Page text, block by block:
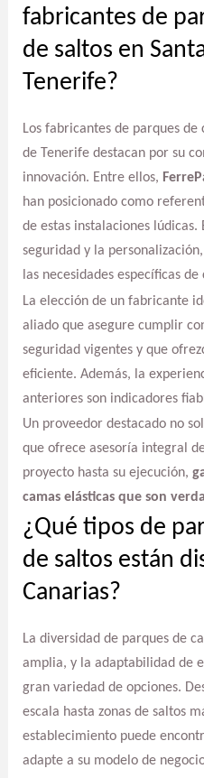
fabricantes de
de saltos en
Tenerife?
Los fabricantes de parques de
de Tenerife destacan por su
innovación. Entre ellos,
han posicionado como
de estas instalaciones lúdicas.
seguridad y la
las necesidades específicas
La elección de un fabricante
aliado que asegure cumplir
seguridad vigentes y que
eficiente. Además, la
anteriores son indicadores
Un proveedor destacado no
que ofrece asesoría integral
proyecto hasta su ejecución,
camas elásticas que son
¿Qué tipos de
de saltos están
Canarias?
La diversidad de parques de
amplia, y la adaptabilidad de
gran variedad de opciones.
escala hasta zonas de saltos
establecimiento puede
adapte a su modelo de